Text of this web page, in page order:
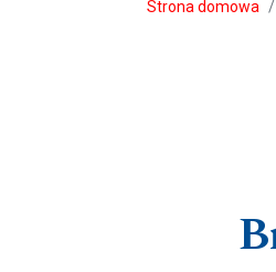
Strona domowa